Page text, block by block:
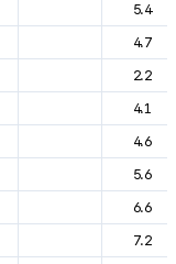
5.4
4.7
2.2
4.1
4.6
5.6
6.6
7.2